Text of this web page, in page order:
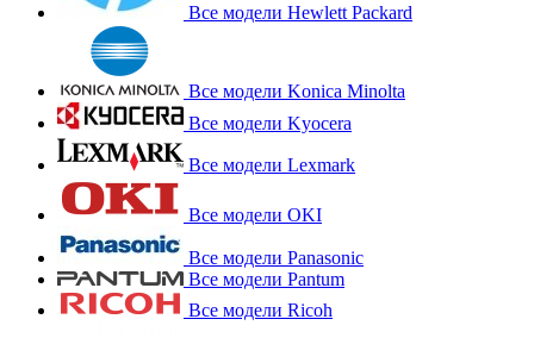
Все модели Hewlett Packard
Все модели Konica Minolta
Все модели Kyocera
Все модели Lexmark
Все модели OKI
Все модели Panasonic
Все модели Pantum
Все модели Ricoh